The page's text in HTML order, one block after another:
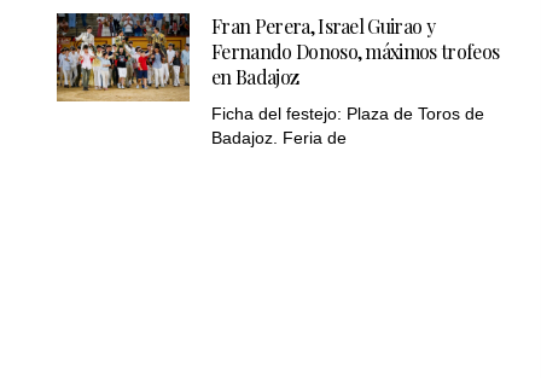
Fran Perera, Israel Guirao y
Fernando Donoso, máximos trofeos
en Badajoz
Ficha del festejo: Plaza de Toros de
Badajoz. Feria de